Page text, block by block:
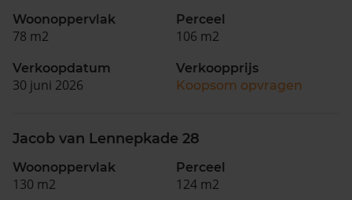
Woonoppervlak
78 m2
Perceel
106 m2
Verkoopdatum
30 juni 2026
Verkoopprijs
Koopsom opvragen
Jacob van Lennepkade 28
Woonoppervlak
130 m2
Perceel
124 m2